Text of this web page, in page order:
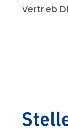
Vertrieb